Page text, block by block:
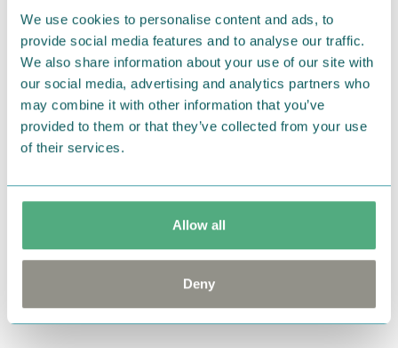
We use cookies to personalise content and ads, to
provide social media features and to analyse our traffic.
We also share information about your use of our site with
our social media, advertising and analytics partners who
may combine it with other information that you’ve
provided to them or that they’ve collected from your use
of their services.
Allow all
Deny
小物のデコレーションにぴったりのクリアスタンプで
す。
アクリルブロックの土台に張り付けて、インクを付けて
押すだけ！
でき、繰り返しお使いいただけます。
すく、手帳やノート、お手紙などをデコレーションす
るのにぴったり！
スタンプを自由に組み合せて自分だけのオリジナルス
タンプが作れます。